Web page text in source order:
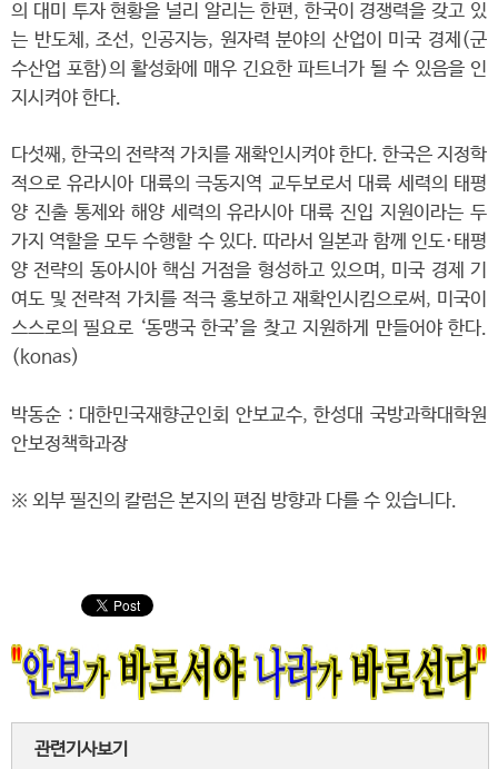
의 대미 투자 현황을 널리 알리는 한편, 한국이 경쟁력을 갖고 있
는 반도체, 조선, 인공지능, 원자력 분야의 산업이 미국 경제(군
수산업 포함)의 활성화에 매우 긴요한 파트너가 될 수 있음을 인
지시켜야 한다.
다섯째, 한국의 전략적 가치를 재확인시켜야 한다. 한국은 지정학
적으로 유라시아 대륙의 극동지역 교두보로서 대륙 세력의 태평
양 진출 통제와 해양 세력의 유라시아 대륙 진입 지원이라는 두
가지 역할을 모두 수행할 수 있다. 따라서 일본과 함께 인도·태평
양 전략의 동아시아 핵심 거점을 형성하고 있으며, 미국 경제 기
여도 및 전략적 가치를 적극 홍보하고 재확인시킴으로써, 미국이
스스로의 필요로 ‘동맹국 한국’을 찾고 지원하게 만들어야 한다.
(konas)
박동순 : 대한민국재향군인회 안보교수, 한성대 국방과학대학원
안보정책학과장
※ 외부 필진의 칼럼은 본지의 편집 방향과 다를 수 있습니다.
관련기사보기